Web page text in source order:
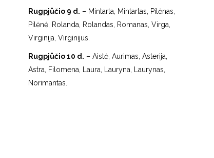
Rugpjūčio 9 d. – Mintarta, Mintartas, Pilėnas,
Pilėnė, Rolanda, Rolandas, Romanas, Virga,
Virginija, Virginijus.
Rugpjūčio 10 d. – Aistė, Aurimas, Asterija,
Astra, Filomena, Laura, Lauryna, Laurynas,
Norimantas.